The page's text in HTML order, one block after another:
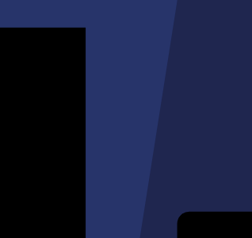
profil, vos commandes et vos Coquillages.